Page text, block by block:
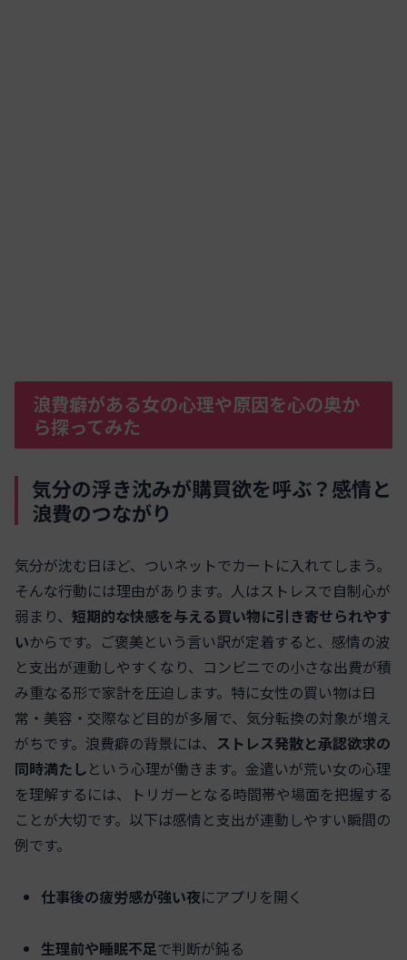
浪費癖がある女の心理や原因を心の奥か
ら探ってみた
気分の浮き沈みが購買欲を呼ぶ？感情と
浪費のつながり
気分が沈む日ほど、ついネットでカートに入れてしまう。
そんな行動には理由があります。人はストレスで自制心が
弱まり、 短期的な快感を与える買い物に引き寄せられやす
いからです。ご褒美という言い訳が定着すると、感情の波
と支出が連動しやすくなり、コンビニでの小さな出費が積
み重なる形で家計を圧迫します。特に女性の買い物は日
常・美容・交際など目的が多層で、気分転換の対象が増え
がちです。浪費癖の背景には、 ストレス発散と承認欲求の
同時満たしという心理が働きます。金遣いが荒い女の心理
を理解するには、トリガーとなる時間帯や場面を把握する
ことが大切です。以下は感情と支出が連動しやすい瞬間の
例です。
仕事後の疲労感が強い夜にアプリを開く
生理前や睡眠不足で判断が鈍る